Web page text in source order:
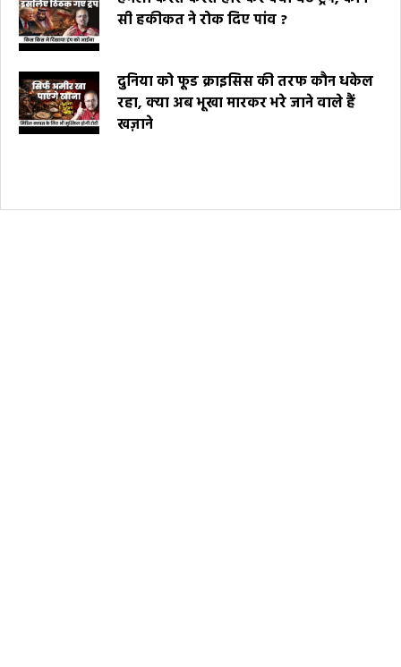
सी हकीकत ने रोक दिए पांव ?
दुनिया को फूड क्राइसिस की तरफ कौन धकेल
रहा, क्या अब भूखा मारकर भरे जाने वाले हैं
खज़ाने